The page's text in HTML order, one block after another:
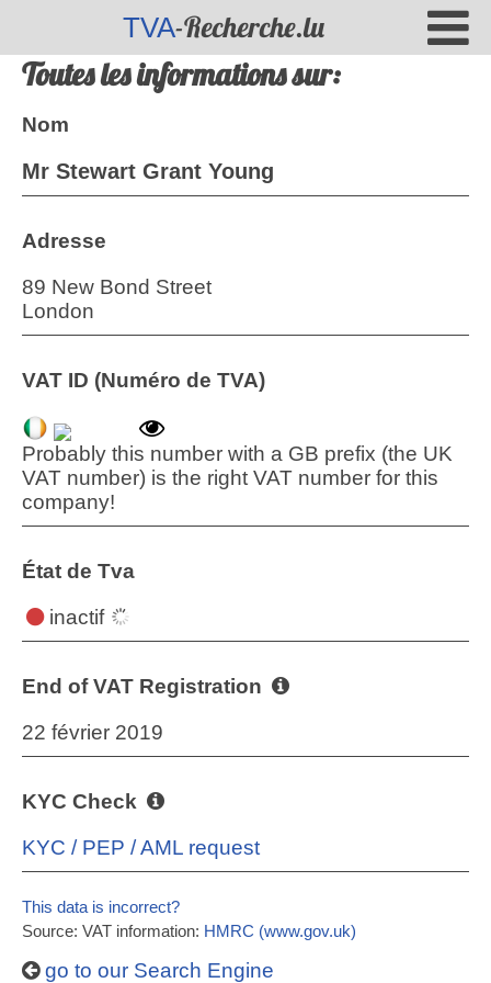
TVA-Recherche.lu
Toutes les informations sur:
Nom
Mr Stewart Grant Young
Adresse
89 New Bond Street
London
VAT ID (Numéro de TVA)
Probably this number with a GB prefix (the UK
VAT number) is the right VAT number for this
company!
État de Tva
inactif
End of VAT Registration
22 février 2019
KYC Check
KYC / PEP / AML request
This data is incorrect?
Source: VAT information: HMRC (www.gov.uk)
go to our Search Engine